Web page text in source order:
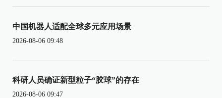
中国机器人适配全球多元应用场景
2026-08-06 09:48
科研人员确证新型粒子“胶球”的存在
2026-08-06 09:47